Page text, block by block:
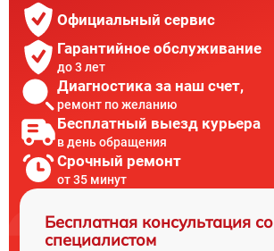
Официальный сервис
Гарантийное обслуживание
до 3 лет
Диагностика за наш счет,
ремонт по желанию
Бесплатный выезд курьера
в день обращения
Срочный ремонт
от 35 минут
Бесплатная консультация со
специалистом